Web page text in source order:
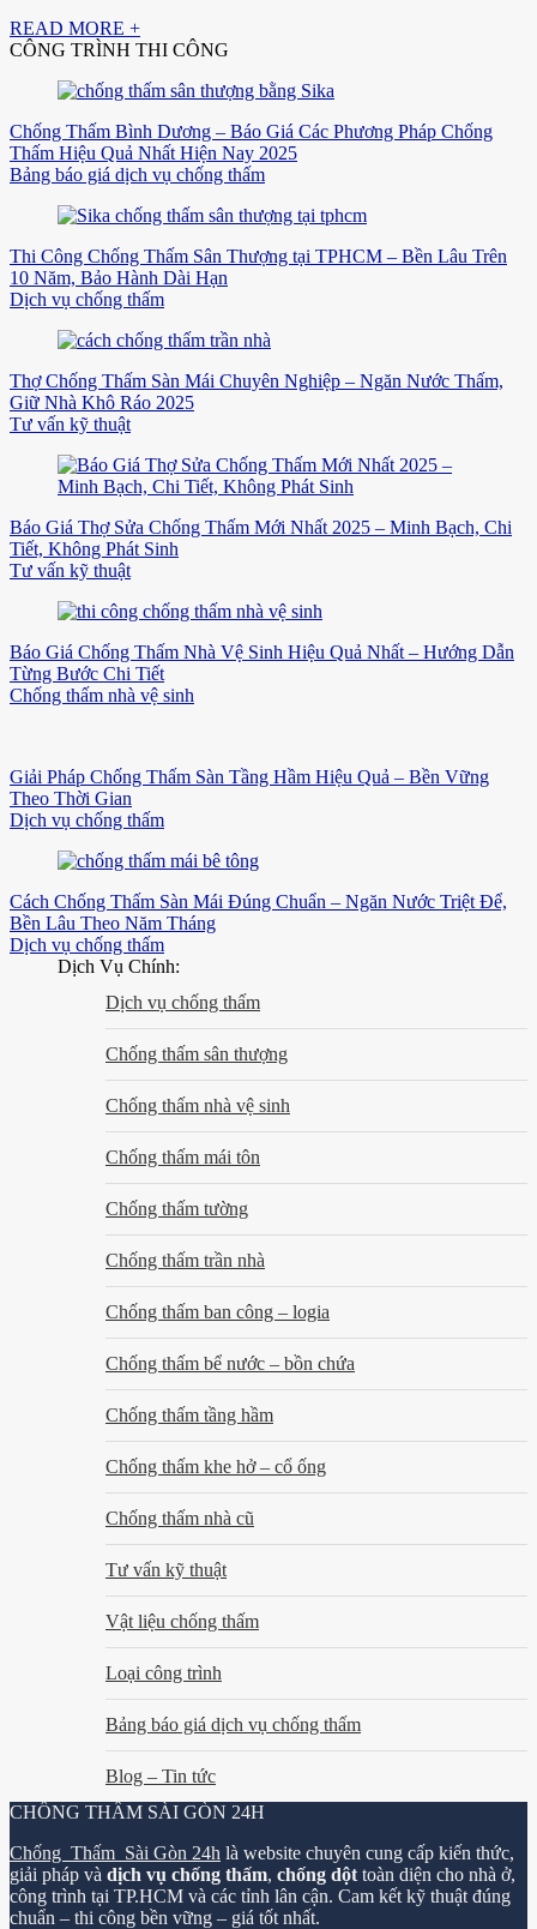
READ MORE +
CÔNG TRÌNH THI CÔNG
Chống Thấm Bình Dương – Báo Giá Các Phương Pháp Chống
Thấm Hiệu Quả Nhất Hiện Nay 2025
Bảng báo giá dịch vụ chống thấm
Thi Công Chống Thấm Sân Thượng tại TPHCM – Bền Lâu Trên
10 Năm, Bảo Hành Dài Hạn
Dịch vụ chống thấm
Thợ Chống Thấm Sàn Mái Chuyên Nghiệp – Ngăn Nước Thấm,
Giữ Nhà Khô Ráo 2025
Tư vấn kỹ thuật
Báo Giá Thợ Sửa Chống Thấm Mới Nhất 2025 – Minh Bạch, Chi
Tiết, Không Phát Sinh
Tư vấn kỹ thuật
Báo Giá Chống Thấm Nhà Vệ Sinh Hiệu Quả Nhất – Hướng Dẫn
Từng Bước Chi Tiết
Chống thấm nhà vệ sinh
Giải Pháp Chống Thấm Sàn Tầng Hầm Hiệu Quả – Bền Vững
Theo Thời Gian
Dịch vụ chống thấm
Cách Chống Thấm Sàn Mái Đúng Chuẩn – Ngăn Nước Triệt Để,
Bền Lâu Theo Năm Tháng
Dịch vụ chống thấm
Dịch Vụ Chính:
Dịch vụ chống thấm
Chống thấm sân thượng
Chống thấm nhà vệ sinh
Chống thấm mái tôn
Chống thấm tường
Chống thấm trần nhà
Chống thấm ban công – logia
Chống thấm bể nước – bồn chứa
Chống thấm tầng hầm
Chống thấm khe hở – cổ ống
Chống thấm nhà cũ
Tư vấn kỹ thuật
Vật liệu chống thấm
Loại công trình
Bảng báo giá dịch vụ chống thấm
Blog – Tin tức
CHỐNG THẤM SÀI GÒN 24H
Chống Thấm Sài Gòn 24h là website chuyên cung cấp kiến thức,
giải pháp và dịch vụ chống thấm, chống dột toàn diện cho nhà ở,
công trình tại TP.HCM và các tỉnh lân cận. Cam kết kỹ thuật đúng
chuẩn – thi công bền vững – giá tốt nhất.